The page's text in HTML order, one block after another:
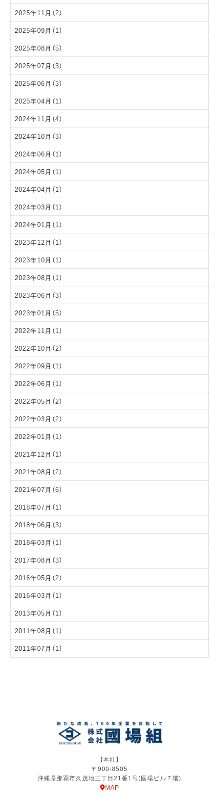
2025年11月（2）
2025年09月（1）
2025年08月（5）
2025年07月（3）
2025年06月（3）
2025年04月（1）
2024年11月（4）
2024年10月（3）
2024年06月（1）
2024年05月（1）
2024年04月（1）
2024年03月（1）
2024年01月（1）
2023年12月（1）
2023年10月（1）
2023年08月（1）
2023年06月（3）
2023年01月（5）
2022年11月（1）
2022年10月（2）
2022年09月（1）
2022年06月（1）
2022年05月（2）
2022年03月（2）
2022年01月（1）
2021年12月（1）
2021年08月（2）
2021年07月（6）
2018年07月（1）
2018年06月（3）
2018年03月（1）
2017年08月（3）
2016年05月（2）
2016年03月（1）
2013年05月（1）
2011年08月（1）
2011年07月（1）
【本社】
〒900-8505
沖縄県那覇市久茂地三丁目21番1号(國場ビル７階)
MAP